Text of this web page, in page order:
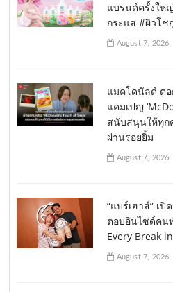
แบรนด์ครั้งให
กระแส #ผิวโช
August 7, 2026
แมคโดนัลด์ ตอ
แคมเปญ
สนับสนุนให้ทุก
ผ่านรอยยิ้ม
August 7, 2026
“แบร์เฮาส์” เปิ
ตอบอินไซด์คน
Every Break
August 7, 2026